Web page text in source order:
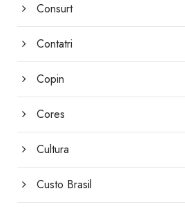
Consurt
Contatri
Copin
Cores
Cultura
Custo Brasil